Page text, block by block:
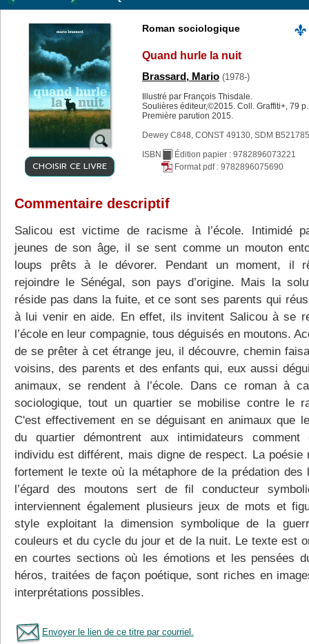
CHOISIR CE LIVRE
Roman sociologique
Quand hurle la nuit
Brassard, Mario (1978-)
Illustré par François Thisdale.
Soulières éditeur,©2015. Coll. Graffiti+, 79 p.
Première parution 2015.
Dewey C848, CONST 49130, SDM
ISBN
Édition papier : 9782896073221
Format pdf : 9782896075690
Commentaire descriptif
Salicou est victime de racisme à l’école. Intimidé
jeunes de son âge, il se sent comme un mouton
loups prêts à le dévorer. Pendant un moment, il
rejoindre le Sénégal, son pays d’origine. Mais la
réside pas dans la fuite, et ce sont ses parents qui
à lui venir en aide. En effet, ils invitent Salicou à se
l’école en leur compagnie, tous déguisés en moutons.
de se prêter à cet étrange jeu, il découvre, chemin
voisins, des parents et des enfants qui, eux aussi
animaux, se rendent à l’école. Dans ce roman à
sociologique, tout un quartier se mobilise contre le
C'est effectivement en se déguisant en animaux que
du quartier démontrent aux intimidateurs comment
individu est différent, mais digne de respect. La poésie
fortement le texte où la métaphore de la prédation des
l’égard des moutons sert de fil conducteur
interviennent également plusieurs jeux de mots et
style exploitant la dimension symbolique de la
couleurs et du cycle du jour et de la nuit. Le texte est
en courtes sections où les émotions et les pensées
héros, traitées de façon poétique, sont riches en
interprétations possibles.
Envoyer le lien de ce titre par courriel.